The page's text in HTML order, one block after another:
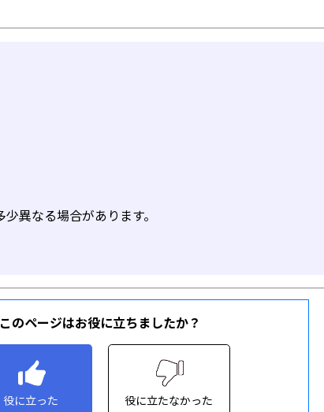
このページはお役に立ちましたか？
役に立った 役に立たなかった